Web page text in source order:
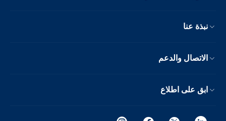
نبذة عنا
الاتصال والدعم
ابق على اطلاع